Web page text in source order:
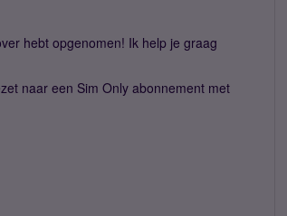
hebt opgenomen! Ik help je graag
naar een Sim Only abonnement met